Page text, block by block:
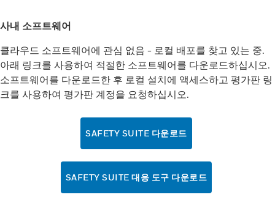
사내 소프트웨어
클라우드 소프트웨어에 관심 없음 - 로컬 배포를 찾고 있는 중.
아래 링크를 사용하여 적절한 소프트웨어를 다운로드하십시오.
소프트웨어를 다운로드한 후 로컬 설치에 액세스하고 평가판 링
크를 사용하여 평가판 계정을 요청하십시오.
SAFETY SUITE 다운로드
SAFETY SUITE 대응 도구 다운로드